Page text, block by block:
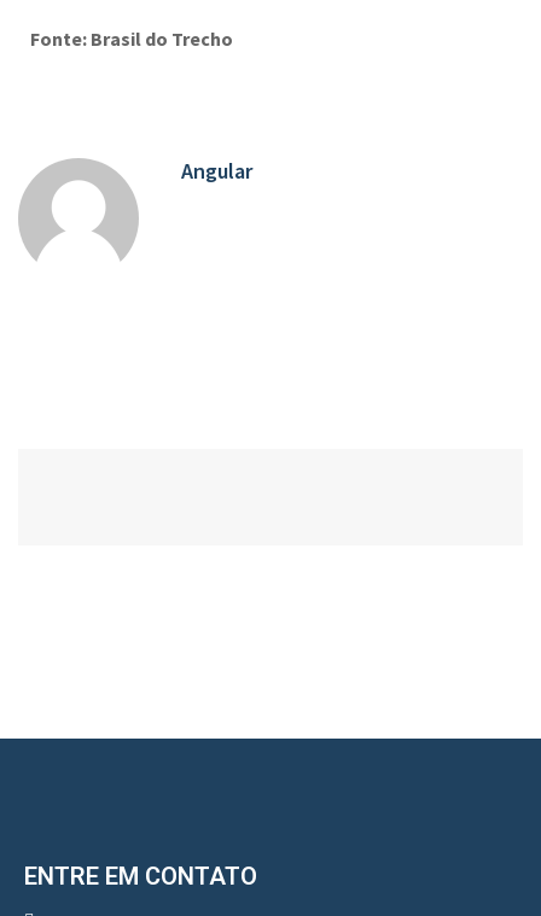
Fonte: Brasil do Trecho
Angular
ENTRE EM CONTATO